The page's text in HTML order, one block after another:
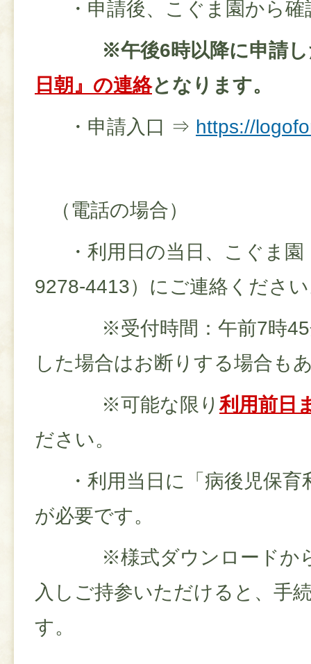
・申請後、こぐま園から確
※午後6時以降に申請し
日朝』の連絡となります。
・申請入口 ⇒ https://
（電話の場合）
・利用日の当日、こぐま園
9278-4413）にご連絡くださ
※受付時間：午前7時45
した場合はお断りする場合も
※可能な限り利用前日
ださい。
・利用当日に「病後児保育
が必要です。
※様式ダウンロードから
入しご持参いただけると、手
す。